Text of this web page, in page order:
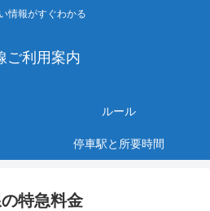
情報がすぐわかる
ご利用案内
ルール
停車駅と所要時間
特急料金